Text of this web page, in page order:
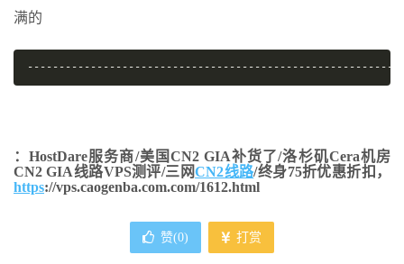
满的
：HostDare服务商/美国CN2 GIA补货了/洛杉矶Cera机房
CN2 GIA线路VPS测评/三网CN2线路/终身75折优惠折扣，
https://vps.caogenba.com.com/1612.html
赞(0) 打赏